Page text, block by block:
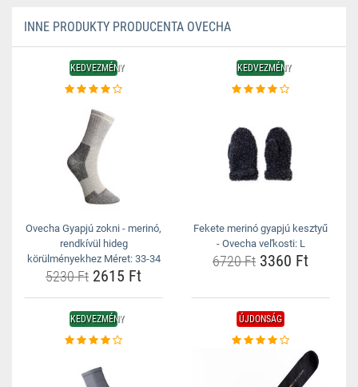
INNE PRODUKTY PRODUCENTA OVECHA
KEDVEZMÉNY
Ovecha Gyapjú zokni - merinó,
rendkívül hideg
körülményekhez Méret: 33-34
5230 Ft 2615 Ft
KEDVEZMÉNY
Fekete merinó gyapjú kesztyű
- Ovecha veľkosti: L
6720 Ft 3360 Ft
KEDVEZMÉNY ÚJDONSÁG